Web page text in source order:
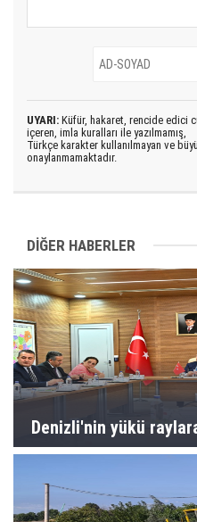
UYARI: Küfür, hakaret, rencide edici
içeren, imla kuralları ile yazılmamış,
Türkçe karakter kullanılmayan ve
onaylanmamaktadır.
DİĞER HABERLER
Denizli'nin yükü